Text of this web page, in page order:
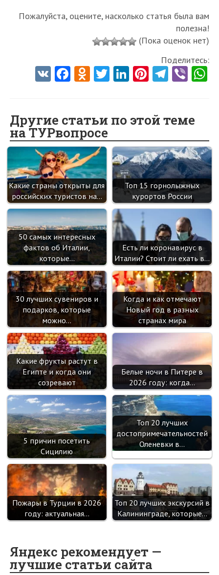
Пожалуйста, оцените, насколько статья была вам
полезна!
(Пока оценок нет)
Поделитесь:
V Fa
o
o
k
O
o
kl
as
sn
ik
i
T
er
Li
dI
n
Pi
es
t
Te
a
m
Vi
Другие статьи по этой теме
на ТУРвопросе
Какие страны открыты для
российских туристов на…
Топ 15 горнолыжных
курортов России
50 самых интересных
фактов об Италии,
которые…
Есть ли коронавирус в
Италии? Стоит ли ехать в…
30 лучших сувениров и
подарков, которые
можно…
Когда и как отмечают
Новый год в разных
странах мира
Какие фрукты растут в
Египте и когда они
созревают
Белые ночи в Питере в
2026 году: когда…
5 причин посетить
Сицилию
Топ 20 лучших
достопримечательностей
Оленевки в…
Пожары в Турции в 2026
году: актуальная…
Топ 20 лучших экскурсий в
Калининграде, которые…
Яндекс рекомендует —
лучшие статьи сайта